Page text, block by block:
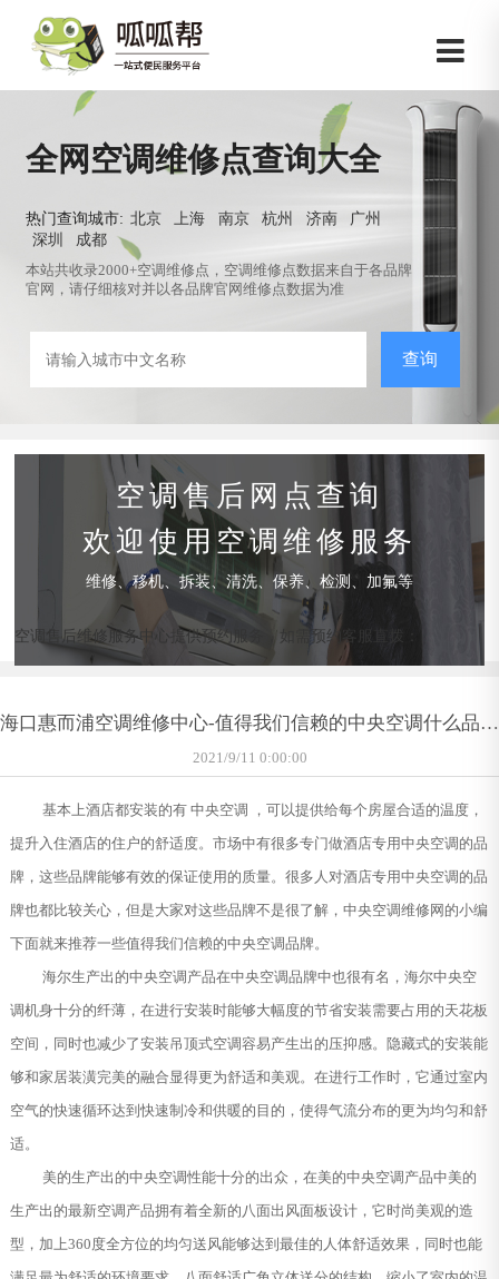
全网空调维修点查询大全
热门查询城市: 北京 上海 南京 杭州 济南
广州
深圳
成都
本站共收录2000+空调维修点，空调维修点数据来自于各品牌
官网，请仔细核对并以各品牌官网维修点数据为准
查询
空调售后网点查询
欢迎使用空调维修服务
维修、移机、拆装、清洗、保养、检测、加氟等
空调售后维修服务中心提供预约服务，如需预约客服直拨：
海口惠而浦空调维修中心-值得我们信赖的中央空调什么品牌
好
2021/9/11 0:00:00
基本上酒店都安装的有 中央空调 ，可以提供给每个房屋合适的温度，
提升入住酒店的住户的舒适度。市场中有很多专门做酒店专用中央空调的品
牌，这些品牌能够有效的保证使用的质量。很多人对酒店专用中央空调的品
牌也都比较关心，但是大家对这些品牌不是很了解，中央空调维修网的小编
下面就来推荐一些值得我们信赖的中央空调品牌。
海尔生产出的中央空调产品在中央空调品牌中也很有名，海尔中央空
调机身十分的纤薄，在进行安装时能够大幅度的节省安装需要占用的天花板
空间，同时也减少了安装吊顶式空调容易产生出的压抑感。隐藏式的安装能
够和家居装潢完美的融合显得更为舒适和美观。在进行工作时，它通过室内
空气的快速循环达到快速制冷和供暖的目的，使得气流分布的更为均匀和舒
适。
美的生产出的中央空调性能十分的出众，在美的中央空调产品中美的
生产出的最新空调产品拥有着全新的八面出风面板设计，它时尚美观的造
型，加上360度全方位的均匀送风能够达到最佳的人体舒适效果，同时也能